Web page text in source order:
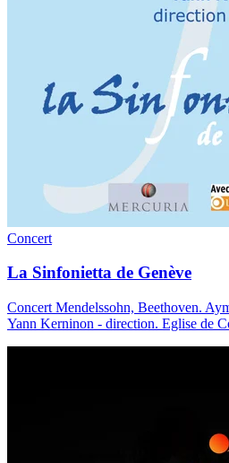
Concert
La Sinfonietta de Genève
Concert Mendelssohn, Beethoven.
Yann Kerninon - direction. Eglise de